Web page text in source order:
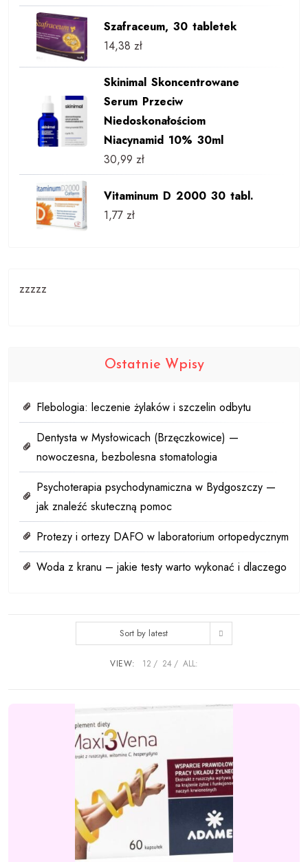
Sort by latest
VIEW: 12 24 ALL:
Szafraceum, 30 tabletek
14,38 zł
Skinimal Skoncentrowane
Serum Przeciw
Niedoskonałościom
Niacynamid 10% 30ml
30,99 zł
Vitaminum D 2000 30 tabl.
1,77 zł
zzzzz
Ostatnie Wpisy
Flebologia: leczenie żylaków i szczelin odbytu
Dentysta w Mysłowicach (Brzęczkowice) —
nowoczesna, bezbolesna stomatologia
Psychoterapia psychodynamiczna w Bydgoszczy —
jak znaleźć skuteczną pomoc
Protezy i ortezy DAFO w laboratorium ortopedycznym
Woda z kranu – jakie testy warto wykonać i dlaczego